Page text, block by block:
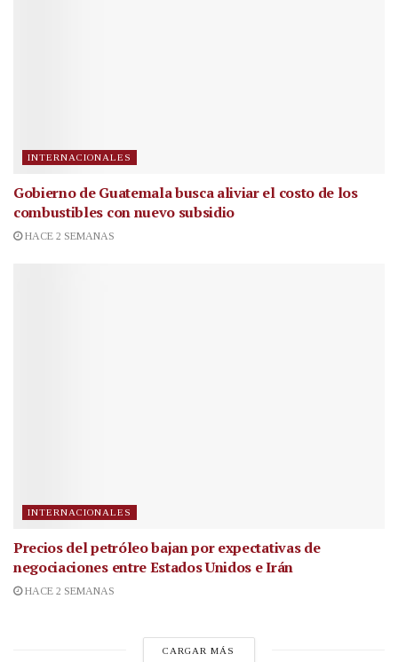
INTERNACIONALES
Gobierno de Guatemala busca aliviar el costo de los
combustibles con nuevo subsidio
HACE 2 SEMANAS
INTERNACIONALES
Precios del petróleo bajan por expectativas de
negociaciones entre Estados Unidos e Irán
HACE 2 SEMANAS
CARGAR MÁS